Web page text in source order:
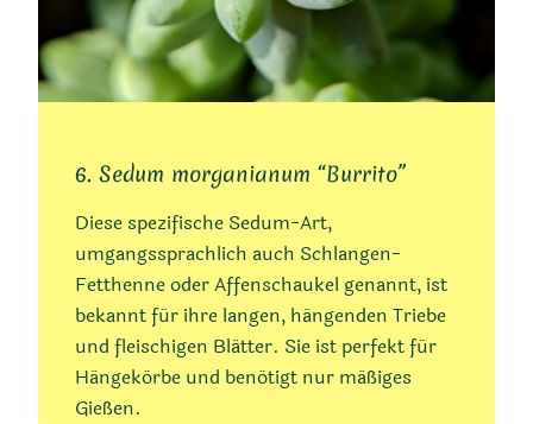
6. Sedum morganianum “Burrito”
Diese spezifische Sedum-Art,
umgangssprachlich auch Schlangen-
Fetthenne oder Affenschaukel genannt, ist
bekannt für ihre langen, hängenden Triebe
und fleischigen Blätter. Sie ist perfekt für
Hängekörbe und benötigt nur mäßiges
Gießen.